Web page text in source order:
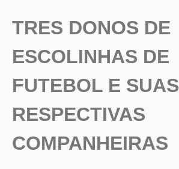
TRES DONOS DE
ESCOLINHAS DE
FUTEBOL E SUAS
RESPECTIVAS
COMPANHEIRAS